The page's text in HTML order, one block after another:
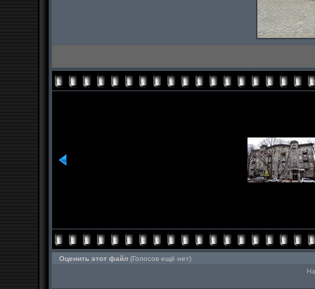
Оценить этот файл (Голосов ещё нет)